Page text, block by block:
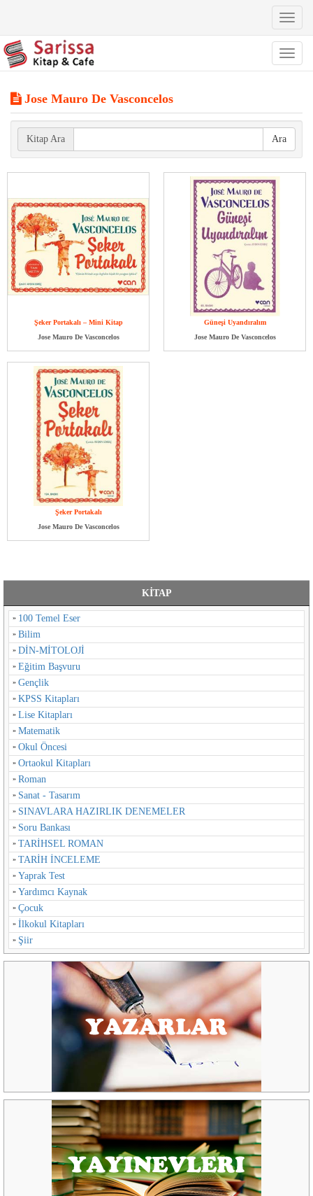
Toggle
Toggle
Jose Mauro De Vasconcelos
Kitap Ara Ara
Şeker Portakalı – Mini Kitap
Jose Mauro De Vasconcelos
Güneşi Uyandıralım
Jose Mauro De Vasconcelos
Şeker Portakalı
Jose Mauro De Vasconcelos
KİTAP
100 Temel Eser
Bilim
DİN-MİTOLOJİ
Eğitim Başvuru
Gençlik
KPSS Kitapları
Lise Kitapları
Matematik
Okul Öncesi
Ortaokul Kitapları
Roman
Sanat - Tasarım
SINAVLARA HAZIRLIK DENEMELER
Soru Bankası
TARİHSEL ROMAN
TARİH İNCELEME
Yaprak Test
Yardımcı Kaynak
Çocuk
İlkokul Kitapları
Şiir